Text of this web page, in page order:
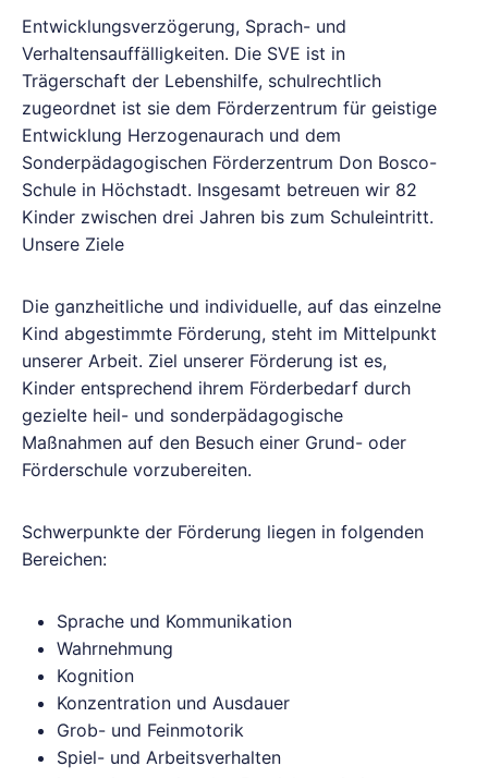
Entwicklungsverzögerung, Sprach- und
Verhaltensauffälligkeiten. Die SVE ist in
Trägerschaft der Lebenshilfe, schulrechtlich
zugeordnet ist sie dem Förderzentrum für geistige
Entwicklung Herzogenaurach und dem
Sonderpädagogischen Förderzentrum Don Bosco-
Schule in Höchstadt. Insgesamt betreuen wir 82
Kinder zwischen drei Jahren bis zum Schuleintritt.
Unsere Ziele
Die ganzheitliche und individuelle, auf das einzelne
Kind abgestimmte Förderung, steht im Mittelpunkt
unserer Arbeit. Ziel unserer Förderung ist es,
Kinder entsprechend ihrem Förderbedarf durch
gezielte heil- und sonderpädagogische
Maßnahmen auf den Besuch einer Grund- oder
Förderschule vorzubereiten.
Schwerpunkte der Förderung liegen in folgenden
Bereichen:
Sprache und Kommunikation
Wahrnehmung
Kognition
Konzentration und Ausdauer
Grob- und Feinmotorik
Spiel- und Arbeitsverhalten